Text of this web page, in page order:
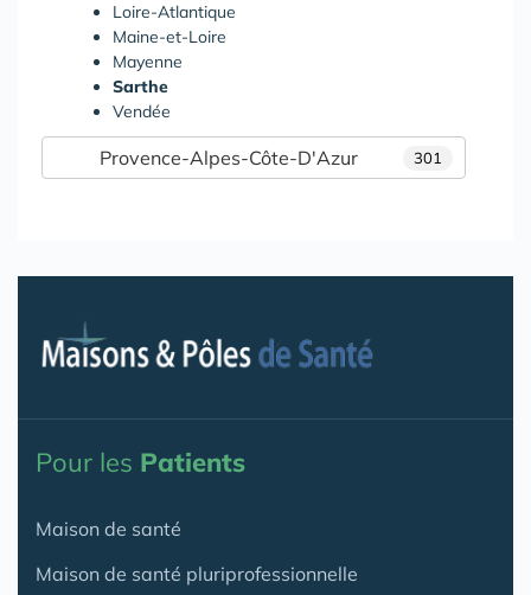
Loire-Atlantique
Maine-et-Loire
Mayenne
Sarthe
Vendée
301
Provence-Alpes-Côte-D'Azur
Pour les Patients
Maison de santé
Maison de santé pluriprofessionnelle